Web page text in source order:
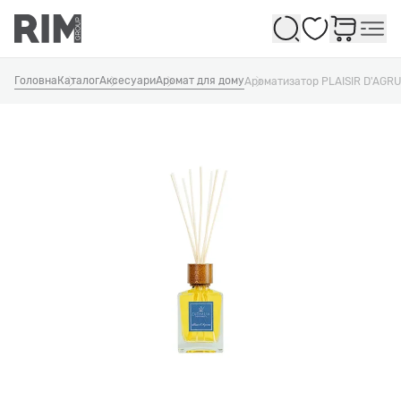
Обране
Головна КаталогАксесуариАромат для домуАроматизатор PLAISIR